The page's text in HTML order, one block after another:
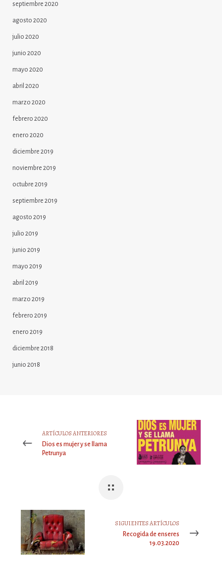
septiembre 2020
agosto 2020
julio 2020
junio 2020
mayo 2020
abril 2020
marzo 2020
febrero 2020
enero 2020
diciembre 2019
noviembre 2019
octubre 2019
septiembre 2019
agosto 2019
julio 2019
junio 2019
mayo 2019
abril 2019
marzo 2019
febrero 2019
enero 2019
diciembre 2018
junio 2018
ARTÍCULOS ANTERIORES
Dios es mujer y se llama
Petrunya
SIGUIENTES ARTÍCULOS
Recogida de enseres
19.03.2020